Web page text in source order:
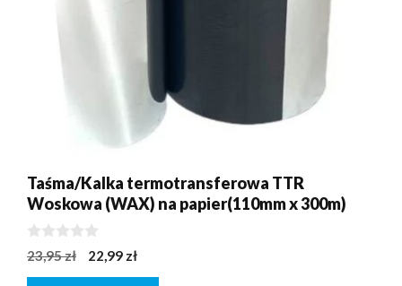
Taśma/Kalka termotransferowa TTR
Woskowa (WAX) na papier(110mm x 300m)
0
z
5
23,95zł
Pierwotna
cena
22,99 złAktualna
cena